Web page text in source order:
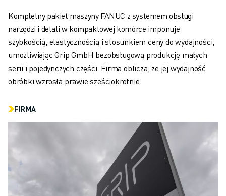
LOKALIZACJE
NADRUK
Kompletny pakiet maszyny FANUC z systemem obsługi
narzędzi i detali w kompaktowej komórce imponuje
szybkością, elastycznością i stosunkiem ceny do wydajności,
umożliwiając Grip GmbH bezobsługową produkcję małych
serii i pojedynczych części. Firma oblicza, że jej wydajność
obróbki wzrosła prawie sześciokrotnie
FIRMA